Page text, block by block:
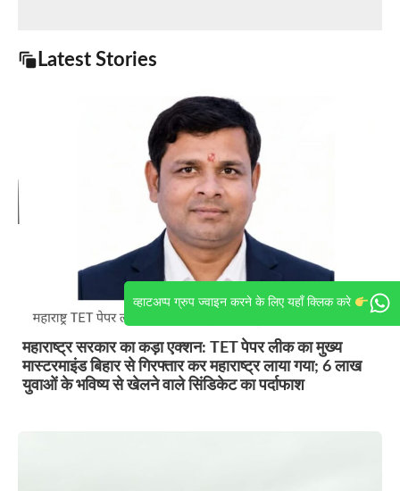
व्हाटअप्प ग्रुप ज्वाइन करने के लिए यहाँ क्लिक करे
Latest Stories
महाराष्ट्र सरकार का कड़ा एक्शन: TET पेपर लीक का मुख्य
मास्टरमाइंड बिहार से गिरफ्तार कर महाराष्ट्र लाया गया; 6 लाख
युवाओं के भविष्य से खेलने वाले सिंडिकेट का पर्दाफाश